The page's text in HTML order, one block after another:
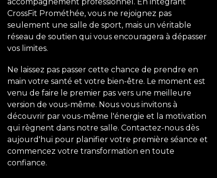
CrossFit Prométhée, vous ne rejoignez pas
seulement une salle de sport, mais un véritable
réseau de soutien qui vous encouragera à dépasser
vos limites.
Ne laissez pas passer cette chance de prendre en
main votre santé et votre bien-être. Le moment est
venu de faire le premier pas vers une meilleure
version de vous-même. Nous vous invitons à
découvrir par vous-même l'énergie et la motivation
qui règnent dans notre salle. Contactez-nous dès
aujourd'hui pour planifier votre première séance et
commencez votre transformation en toute
confiance.